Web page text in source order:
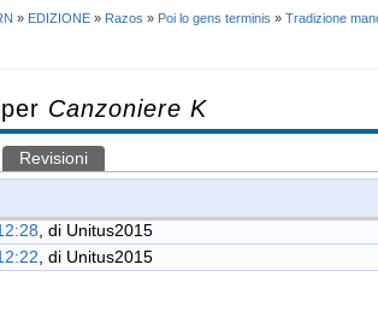
» EDIZIONE » Razos » Poi lo gens terminis » Tradizione
Canzoniere K
Revisioni
, di Unitus2015
, di Unitus2015